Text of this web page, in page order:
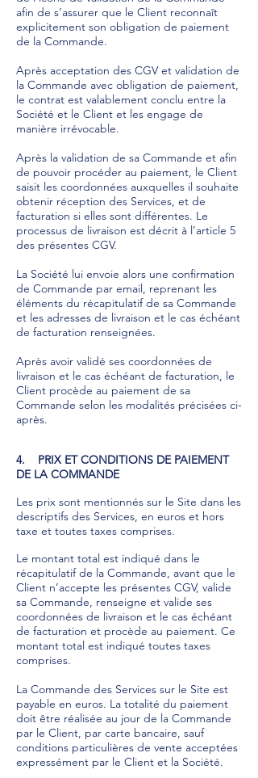
afin de s’assurer que le Client reconnaît
explicitement son obligation de paiement
de la Commande.
Après acceptation des CGV et validation de
la Commande avec obligation de paiement,
le contrat est valablement conclu entre la
Société et le Client et les engage de
manière irrévocable.
Après la validation de sa Commande et afin
de pouvoir procéder au paiement, le Client
saisit les coordonnées auxquelles il souhaite
obtenir réception des Services, et de
facturation si elles sont différentes. Le
processus de livraison est décrit à l’article 5
des présentes CGV.
La Société lui envoie alors une confirmation
de Commande par email, reprenant les
éléments du récapitulatif de sa Commande
et les adresses de livraison et le cas échéant
de facturation renseignées.
Après avoir validé ses coordonnées de
livraison et le cas échéant de facturation, le
Client procède au paiement de sa
Commande selon les modalités précisées ci-
après.
4. PRIX ET CONDITIONS DE PAIEMENT
DE LA COMMANDE
Les prix sont mentionnés sur le Site dans les
descriptifs des Services, en euros et hors
taxe et toutes taxes comprises.
Le montant total est indiqué dans le
récapitulatif de la Commande, avant que le
Client n’accepte les présentes CGV, valide
sa Commande, renseigne et valide ses
coordonnées de livraison et le cas échéant
de facturation et procède au paiement. Ce
montant total est indiqué toutes taxes
comprises.
La Commande des Services sur le Site est
payable en euros. La totalité du paiement
doit être réalisée au jour de la Commande
par le Client, par carte bancaire, sauf
conditions particulières de vente acceptées
expressément par le Client et la Société.